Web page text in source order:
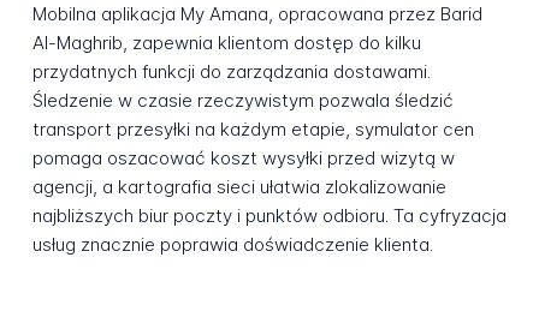
Mobilna aplikacja My Amana, opracowana przez Barid
Al-Maghrib, zapewnia klientom dostęp do kilku
przydatnych funkcji do zarządzania dostawami.
Śledzenie w czasie rzeczywistym pozwala śledzić
transport przesyłki na każdym etapie, symulator cen
pomaga oszacować koszt wysyłki przed wizytą w
agencji, a kartografia sieci ułatwia zlokalizowanie
najbliższych biur poczty i punktów odbioru. Ta cyfryzacja
usług znacznie poprawia doświadczenie klienta.